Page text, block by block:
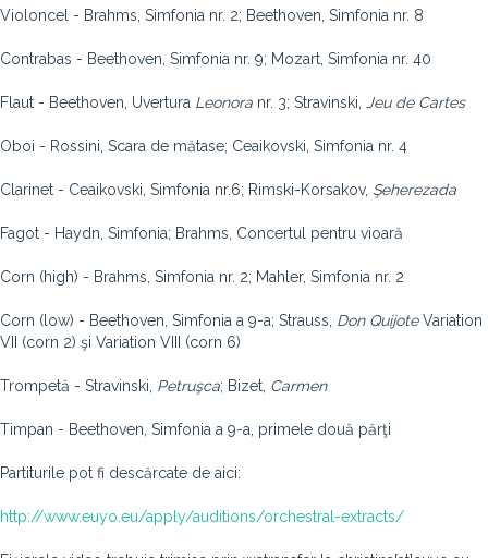
Violoncel - Brahms, Simfonia nr. 2; Beethoven, Simfonia nr. 8
Contrabas - Beethoven, Simfonia nr. 9; Mozart, Simfonia nr. 40
Flaut - Beethoven, Uvertura Leonora nr. 3; Stravinski, Jeu de Cartes
Oboi - Rossini, Scara de mătase; Ceaikovski, Simfonia nr. 4
Clarinet - Ceaikovski, Simfonia nr.6; Rimski-Korsakov, Şeherezada
Fagot - Haydn, Simfonia; Brahms, Concertul pentru vioară
Corn (high) - Brahms, Simfonia nr. 2; Mahler, Simfonia nr. 2
Corn (low) - Beethoven, Simfonia a 9-a; Strauss, Don QuijoteVariation
VII (corn 2) şi Variation VIII (corn 6)
Trompetă - Stravinski, Petruşca; Bizet, Carmen
Timpan - Beethoven, Simfonia a 9-a, primele două părţi
Partiturile pot fi descărcate de aici:
http://www.euyo.eu/apply/auditions/orchestral-extracts/